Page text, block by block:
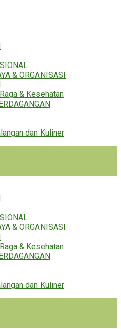
& ORGANISASI
& Kesehatan
dan Kuliner
& ORGANISASI
& Kesehatan
dan Kuliner